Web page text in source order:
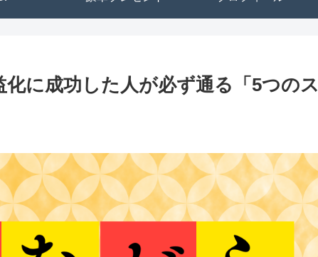
化に成功した人が必ず通る「5つのス